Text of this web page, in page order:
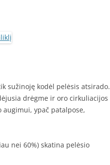
sužinoję kodėl pelėsis atsirado.
drėgme ir oro cirkuliacijos
augimui, ypač patalpose,
nei 60%) skatina pelėsio